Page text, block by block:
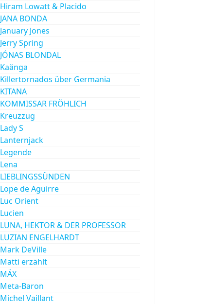
Hiram Lowatt & Placido
JANA BONDA
January Jones
Jerry Spring
JÓNAS BLONDAL
Kaänga
Killertornados über Germania
KITANA
KOMMISSAR FRÖHLICH
Kreuzzug
Lady S
Lanternjack
Legende
Lena
LIEBLINGSSÜNDEN
Lope de Aguirre
Luc Orient
Lucien
LUNA, HEKTOR & DER PROFESSOR
LUZIAN ENGELHARDT
Mark DeVille
Matti erzählt
MÄX
Meta-Baron
Michel Vaillant